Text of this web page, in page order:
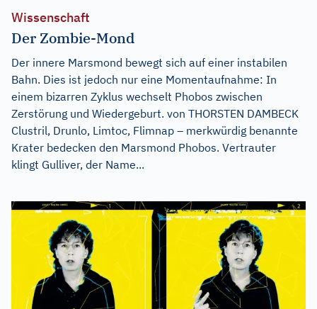
Wissenschaft
Der Zombie-Mond
Der innere Marsmond bewegt sich auf einer instabilen
Bahn. Dies ist jedoch nur eine Momentaufnahme: In
einem bizarren Zyklus wechselt Phobos zwischen
Zerstörung und Wiedergeburt. von THORSTEN DAMBECK
Clustril, Drunlo, Limtoc, Flimnap – merkwürdig benannte
Krater bedecken den Marsmond Phobos. Vertrauter
klingt Gulliver, der Name...